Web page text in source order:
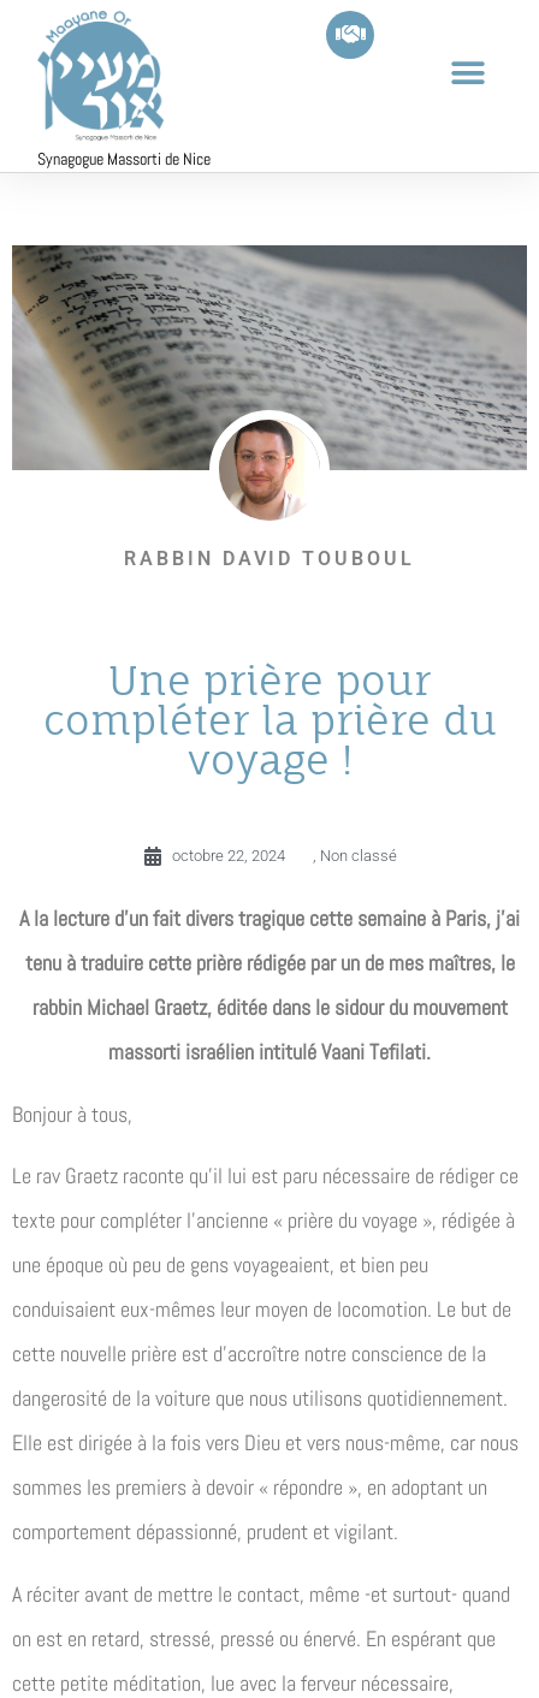
Synagogue Massorti de Nice
RABBIN DAVID TOUBOUL
Une prière pour
compléter la prière du
voyage !
octobre 22, 2024 , Non classé
A la lecture d’un fait divers tragique cette semaine à Paris, j’ai
tenu à traduire cette prière rédigée par un de mes maîtres, le
rabbin Michael Graetz, éditée dans le sidour du mouvement
massorti israélien intitulé Vaani Tefilati.
Bonjour à tous,
Le rav Graetz raconte qu’il lui est paru nécessaire de rédiger ce
texte pour compléter l’ancienne « prière du voyage », rédigée à
une époque où peu de gens voyageaient, et bien peu
conduisaient eux-mêmes leur moyen de locomotion. Le but de
cette nouvelle prière est d’accroître notre conscience de la
dangerosité de la voiture que nous utilisons quotidiennement.
Elle est dirigée à la fois vers Dieu et vers nous-même, car nous
sommes les premiers à devoir « répondre », en adoptant un
comportement dépassionné, prudent et vigilant.
A réciter avant de mettre le contact, même -et surtout- quand
on est en retard, stressé, pressé ou énervé. En espérant que
cette petite méditation, lue avec la ferveur nécessaire,